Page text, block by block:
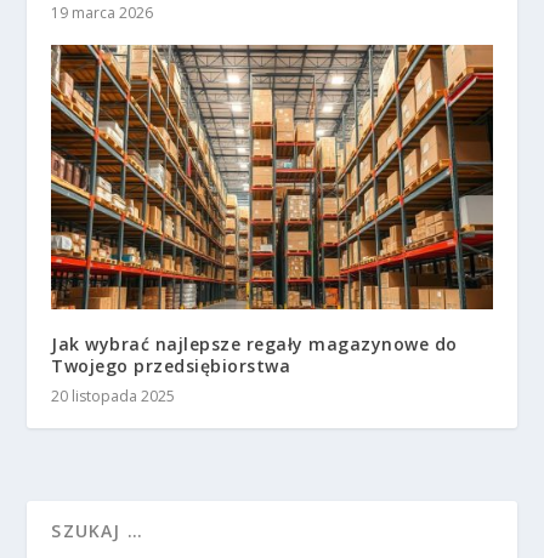
19 marca 2026
Jak wybrać najlepsze regały magazynowe do
Twojego przedsiębiorstwa
20 listopada 2025